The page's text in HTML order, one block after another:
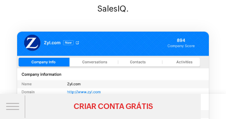
SalesIQ.
CRIAR CONTA GRÁTIS